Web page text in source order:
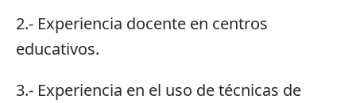
2.- Experiencia docente en centros
educativos.
3.- Experiencia en el uso de técnicas de